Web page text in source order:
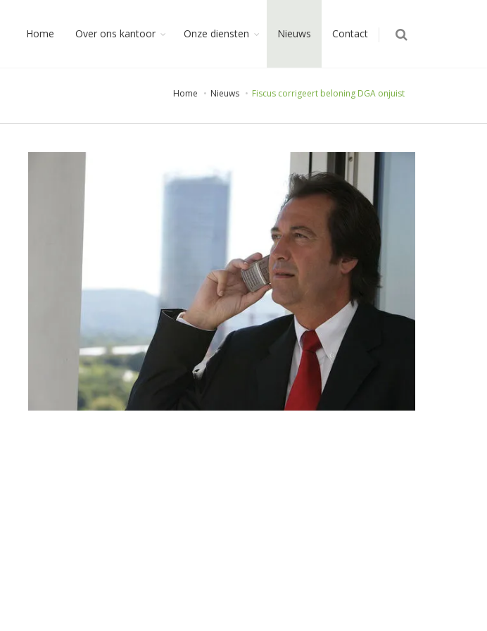
Home Over ons kantoor Onze diensten Nieuws Contact
Home Nieuws Fiscus corrigeert beloning DGA onjuist